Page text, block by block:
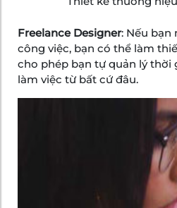
Freelance Designer: Nếu
công việc, bạn có thể làm
cho phép bạn tự quản lý thời
làm việc từ bất cứ đâu.